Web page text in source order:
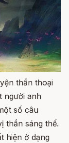
thần thoại
người anh
số câu
thần sáng thế.
hiện ở dạng